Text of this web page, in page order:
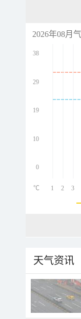
2026年08月
38
29
19
10
0
1 2 3
℃
天气资讯